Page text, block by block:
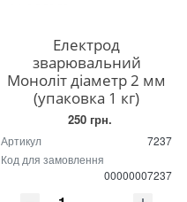
Електрод
зварювальний
Моноліт діаметр 2 мм
(упаковка 1 кг)
250 грн.
Артикул
7237
Код для замовлення
00000007237